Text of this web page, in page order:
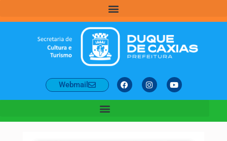
Webmail